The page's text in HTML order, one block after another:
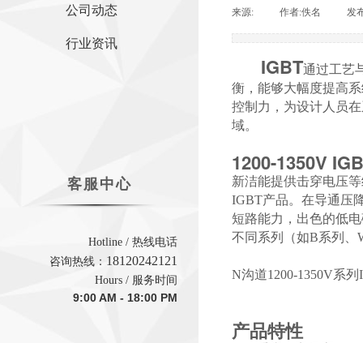
来源: 作者:佚名 发
IGBT通过工艺
衡，能够大幅度提高
控制力，为设计人员
域。
1200-1350V
新洁能提供击穿电压
IGBT产品。在导通压
短路能力，出色的低
不同系列（如B系列、
N沟道1200-1350V系
产品特性
公司动态
行业资讯
客服中心
Hotline / 热线电话
咨询热线： 18120242121
Hours / 服务时间
9:00 AM - 18:00 PM